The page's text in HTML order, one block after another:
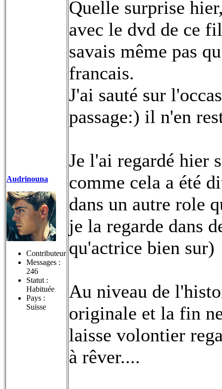
Audrinouna
Contributeur
Messages :
246
Statut :
Habituée
Pays :
Suisse
Quelle surprise
avec le dvd de ce
savais même pas
francais.
J'ai sauté sur
passage:) il n'en
Je l'ai regardé hier
comme cela a été
dans un autre role
je la regarde dans
qu'actrice bien sur)
Au niveau de
originale et la fin
laisse volontier
à rêver....